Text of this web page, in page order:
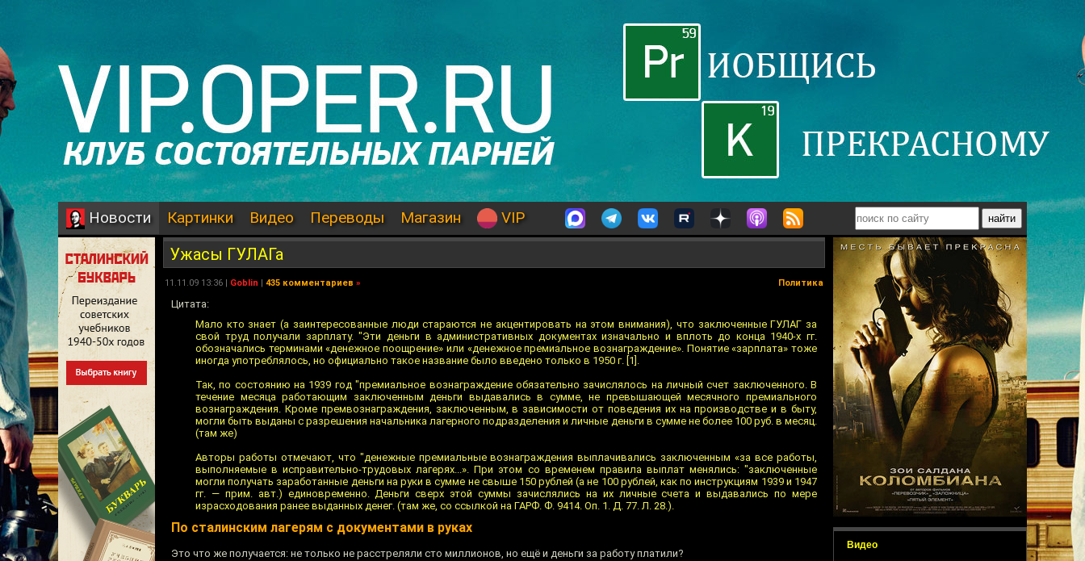
Новости Картинки Видео Переводы Магазин VIP
Видео
Ужасы ГУЛАГа
11.11.09 13:36 | Goblin | 435 комментариев » Политика
Цитата:
Мало кто знает (а заинтересованные люди стараются не акцентировать на этом внимания), что заключенные ГУЛАГ за
свой труд получали зарплату. "Эти деньги в административных документах изначально и вплоть до конца 1940-х гг.
обозначались терминами «денежное поощрение» или «денежное премиальное вознаграждение». Понятие «зарплата» тоже
иногда употреблялось, но официально такое название было введено только в 1950 г. [1].
Так, по состоянию на 1939 год "премиальное вознаграждение обязательно зачислялось на личный счет заключенного. В
течение месяца работающим заключенным деньги выдавались в сумме, не превышающей месячного премиального
вознаграждения. Кроме премвознаграждения, заключенным, в зависимости от поведения их на производстве и в быту,
могли быть выданы с разрешения начальника лагерного подразделения и личные деньги в сумме не более 100 руб. в месяц.
(там же)
Авторы работы отмечают, что "денежные премиальные вознаграждения выплачивались заключенным «за все работы,
выполняемые в исправительно-трудовых лагерях...». При этом со временем правила выплат менялись: "заключенные
могли получать заработанные деньги на руки в сумме не свыше 150 рублей (а не 100 рублей, как по инструкциям 1939 и 1947
гг. — прим. авт.) единовременно. Деньги сверх этой суммы зачислялись на их личные счета и выдавались по мере
израсходования ранее выданных денег. (там же, со ссылкой на ГАРФ. Ф. 9414. Оп. 1. Д. 77. Л. 28.).
По сталинским лагерям с документами в руках
Это что же получается: не только не расстреляли сто миллионов, но ещё и деньги за работу платили?